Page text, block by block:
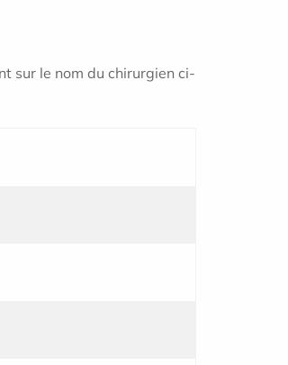
sur le nom du chirurgien ci-